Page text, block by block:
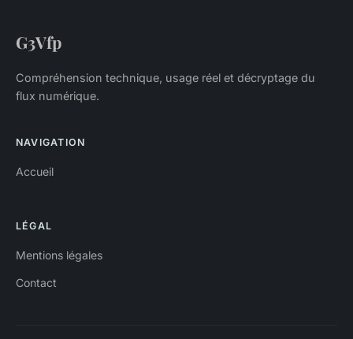
G3Vfp
Compréhension technique, usage réel et décryptage du
flux numérique.
NAVIGATION
Accueil
LÉGAL
Mentions légales
Contact